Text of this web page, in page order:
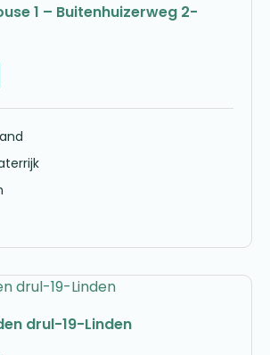
1 – Buitenhuizerweg 2-
drul-19-Linden